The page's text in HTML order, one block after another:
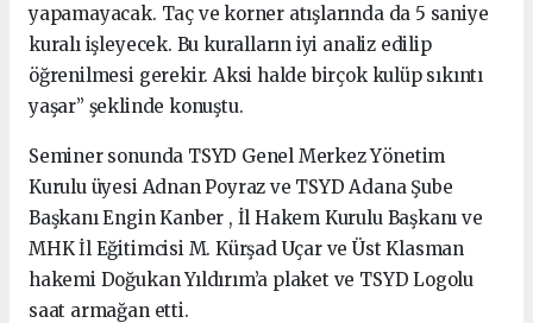
yapamayacak. Taç ve korner atışlarında da 5 saniye
kuralı işleyecek. Bu kuralların iyi analiz edilip
öğrenilmesi gerekir. Aksi halde birçok kulüp sıkıntı
yaşar” şeklinde konuştu.
Seminer sonunda TSYD Genel Merkez Yönetim
Kurulu üyesi Adnan Poyraz ve TSYD Adana Şube
Başkanı Engin Kanber , İl Hakem Kurulu Başkanı ve
MHK İl Eğitimcisi M. Kürşad Uçar ve Üst Klasman
hakemi Doğukan Yıldırım’a plaket ve TSYD Logolu
saat armağan etti.